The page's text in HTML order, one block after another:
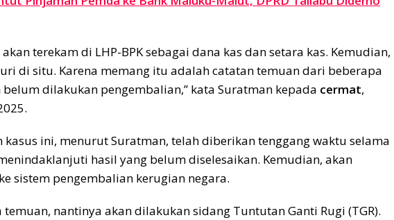
terekam di LHP-BPK sebagai dana kas dan setara kas. Kemudian,
di situ. Karena memang itu adalah catatan temuan dari beberapa
dilakukan pengembalian,” kata Suratman kepada cermat,
ini, menurut Suratman, telah diberikan tenggang waktu selama
hasil yang belum diselesaikan. Kemudian, akan
sistem pengembalian kerugian negara.
temuan, nantinya akan dilakukan sidang Tuntutan Ganti Rugi (TGR).